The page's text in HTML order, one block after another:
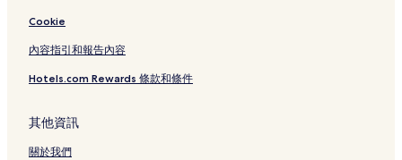
Cookie
內容指引和報告內容
Hotels.com Rewards 條款和條件
其他資訊
關於我們